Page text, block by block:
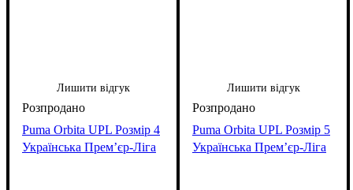
Лишити відгук
Puma Orbita UPL Розмір 4
Українська Премʼєр-Ліга
Лишити відгук
Puma Orbita UPL Розмір 5
Українська Премʼєр-Ліга